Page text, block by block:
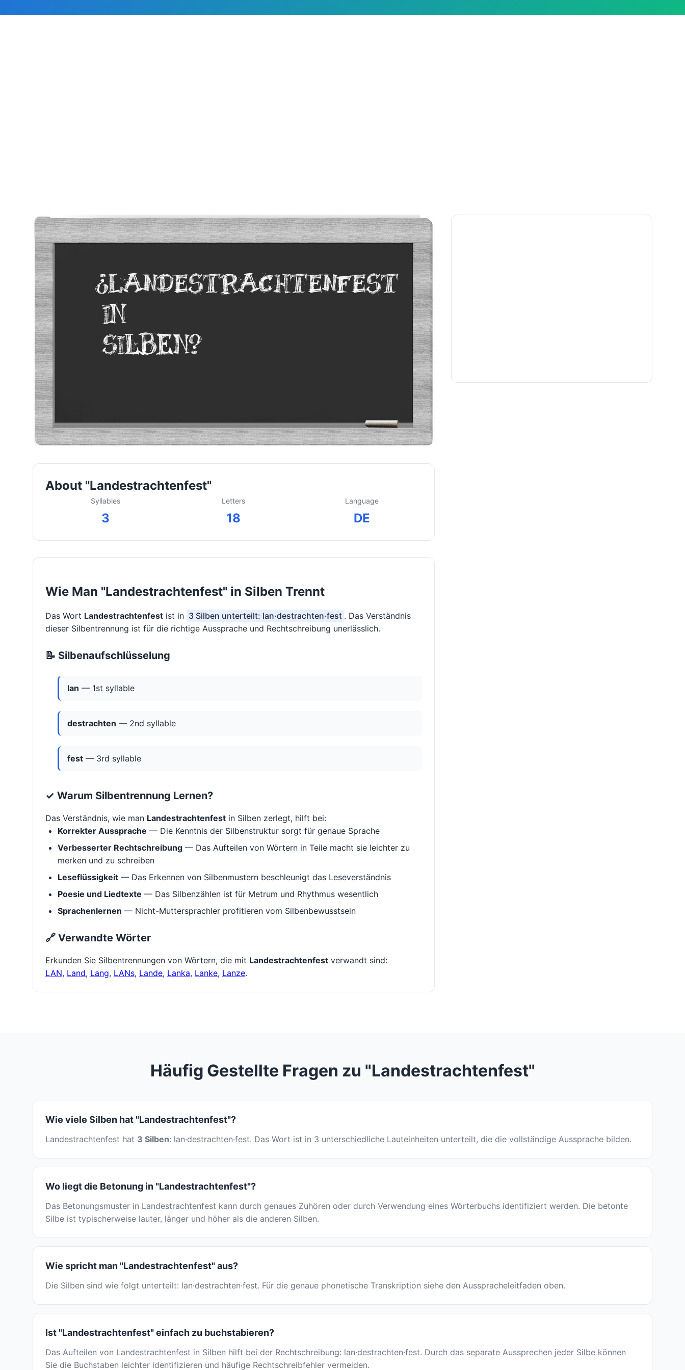
About "Landestrachtenfest"
Syllables
3
Letters
18
Language
DE
Wie Man "Landestrachtenfest" in Silben Trennt
Das Wort Landestrachtenfest ist in 3 Silben unterteilt: lan·destrachten·fest . Das Verständnis
dieser Silbentrennung ist für die richtige Aussprache und Rechtschreibung unerlässlich.
📝 Silbenaufschlüsselung
lan — 1st syllable
destrachten — 2nd syllable
fest — 3rd syllable
✓ Warum Silbentrennung Lernen?
Das Verständnis, wie man Landestrachtenfest in Silben zerlegt, hilft bei:
Korrekter Aussprache — Die Kenntnis der Silbenstruktur sorgt für genaue Sprache
Verbesserter Rechtschreibung — Das Aufteilen von Wörtern in Teile macht sie leichter zu
merken und zu schreiben
Leseflüssigkeit — Das Erkennen von Silbenmustern beschleunigt das Leseverständnis
Poesie und Liedtexte — Das Silbenzählen ist für Metrum und Rhythmus wesentlich
Sprachenlernen — Nicht-Muttersprachler profitieren vom Silbenbewusstsein
🔗 Verwandte Wörter
Erkunden Sie Silbentrennungen von Wörtern, die mit Landestrachtenfest verwandt sind:
LAN, Land, Lang, LANs, Lande, Lanka, Lanke, Lanze.
Häufig Gestellte Fragen zu "Landestrachtenfest"
Wie viele Silben hat "Landestrachtenfest"?
Landestrachtenfest hat 3 Silben: lan·destrachten·fest. Das Wort ist in 3 unterschiedliche Lauteinheiten unterteilt, die die vollständige Aussprache bilden.
Wo liegt die Betonung in "Landestrachtenfest"?
Das Betonungsmuster in Landestrachtenfest kann durch genaues Zuhören oder durch Verwendung eines Wörterbuchs identifiziert werden. Die betonte
Silbe ist typischerweise lauter, länger und höher als die anderen Silben.
Wie spricht man "Landestrachtenfest" aus?
Die Silben sind wie folgt unterteilt: lan·destrachten·fest. Für die genaue phonetische Transkription siehe den Ausspracheleitfaden oben.
Ist "Landestrachtenfest" einfach zu buchstabieren?
Das Aufteilen von Landestrachtenfest in Silben hilft bei der Rechtschreibung: lan·destrachten·fest. Durch das separate Aussprechen jeder Silbe können
Sie die Buchstaben leichter identifizieren und häufige Rechtschreibfehler vermeiden.